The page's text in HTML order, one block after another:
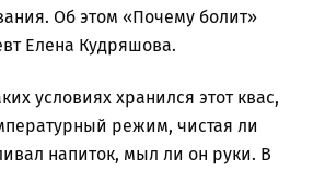
Об этом «Почему болит»
Елена Кудряшова.
условиях хранился этот квас,
режим, чистая ли
напиток, мыл ли он руки. В